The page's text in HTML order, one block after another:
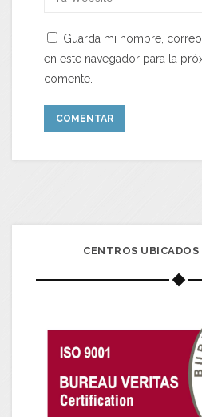
Guarda mi nombre,
en este navegador para la
comente.
CENTROS